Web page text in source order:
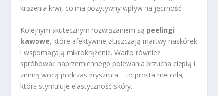
krążenia krwi, co ma pozytywny wpływ na jędrność.
Kolejnym skutecznym rozwiązaniem są peelingi
kawowe, które efektywnie złuszczają martwy naskórek
i wspomagają mikrokrążenie. Warto również
spróbować naprzemiennego polewania brzucha ciepłą i
zimną wodą podczas prysznica – to prosta metoda,
która stymuluje elastyczność skóry.